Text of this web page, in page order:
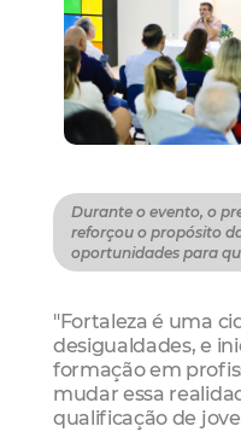
Durante o evento, o
reforçou o propósito
oportunidades para
"Fortaleza é uma
desigualdades, e
formação em
mudar essa
qualificação de